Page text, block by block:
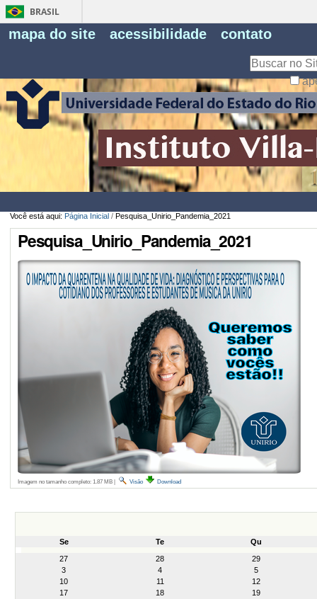
BRASIL
mapa do site acessibilidade contato
Você está aqui: Página Inicial / Pesquisa_Unirio_Pandemia_2021
Pesquisa_Unirio_Pandemia_2021
Imagem no tamanho completo: 1.87 MB| Visão Download
Se Te
Qu
27
28
29
3
4
5
10
11
12
17
18
19